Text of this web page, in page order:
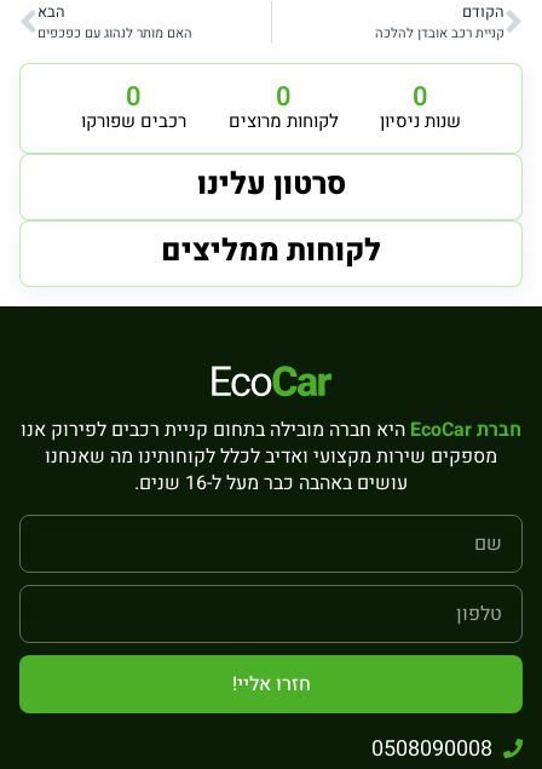
הקודם
קניית רכב אובדן להלכה
הבא
האם מותר לנהוג עם כפכפים
שנות ניסיון
0
לקוחות מרוצים
0
רכבים שפורקו
0
סרטון עלינו
לקוחות ממליצים
חברת EcoCar
היא חברה מובילה בתחום קניית רכבים לפירוק אנו
מספקים שירות מקצועי ואדיב לכלל לקוחותינו מה שאנחנו
עושים באהבה כבר מעל ל-16 שנים.
חזרו אליי!
0508090008